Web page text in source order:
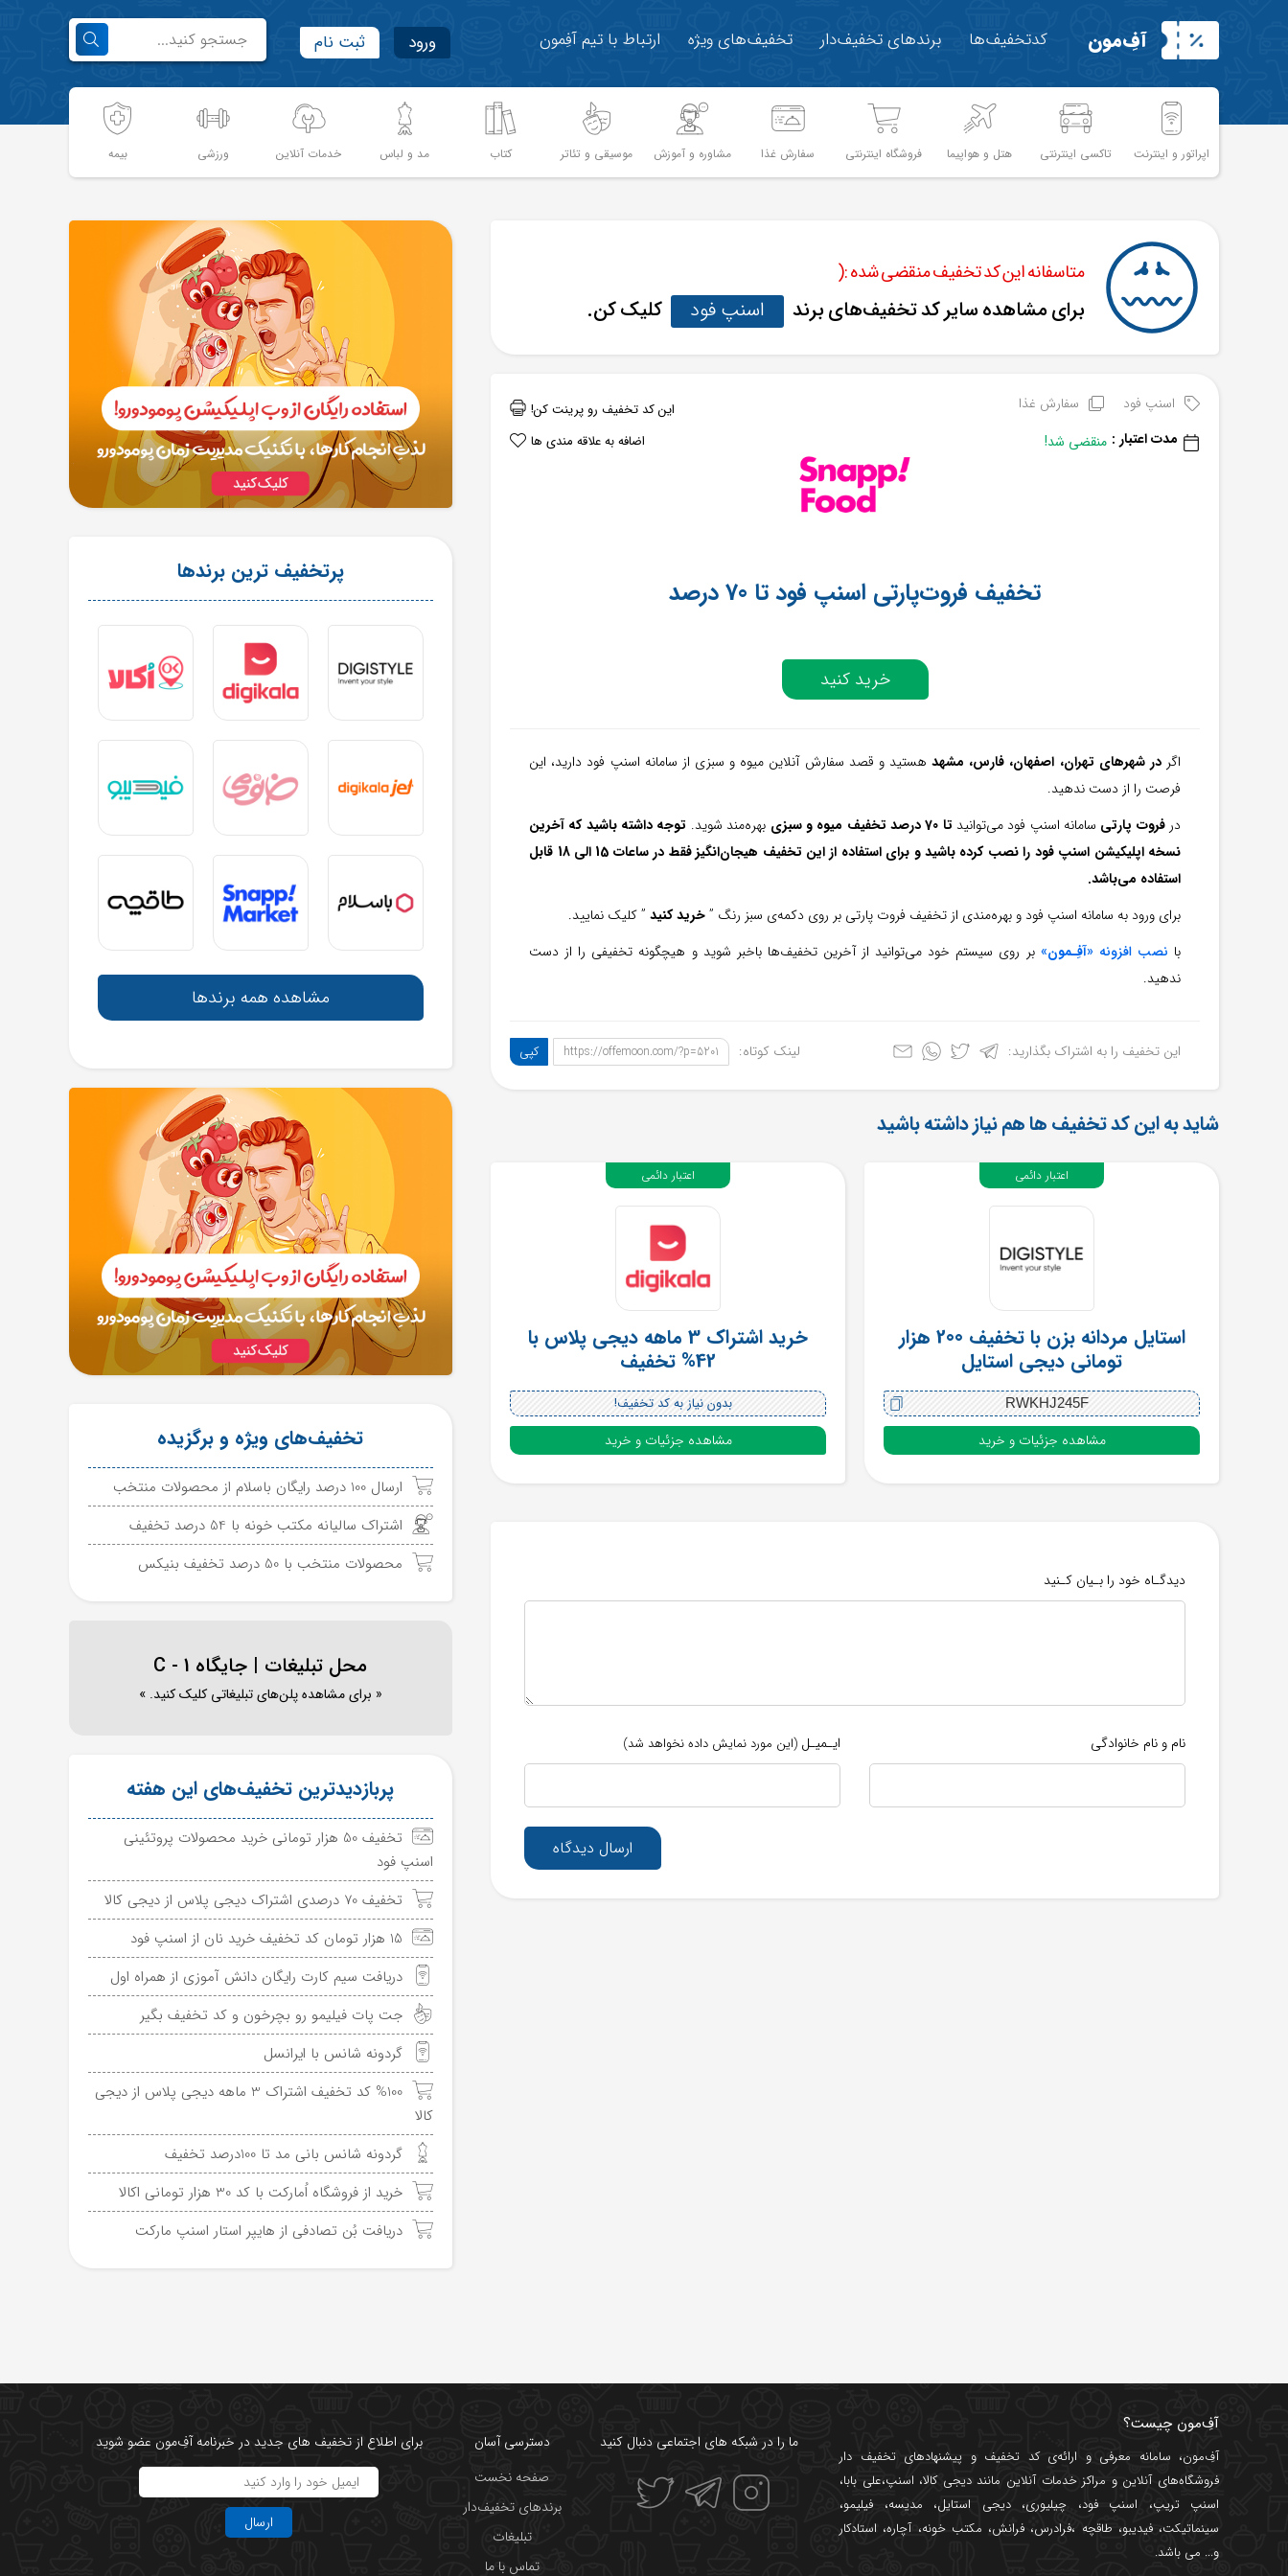
آفِ‌مون کدتخفیف‌ها برندهای تخفیف‌دار تخفیف‌های ویژه ارتباط با تیم آفِمون ورود ثبت نام
اپراتور و اینترنت تاکسی اینترنتی هتل و هواپیما فروشگاه اینترنتی سفارش غذا مشاوره و آموزش موسیقی و تئاتر کتاب مد و لباس خدمات آنلاین ورزشی بیمه
متاسفانه این کد تخفیف منقضی شده :(
برای مشاهده سایر کد تخفیف‌های برند اسنپ فود کلیک کن.
اسنپ فود
سفارش غذا
مدت اعتبار : منقضی شد!
این کد تخفیف رو پرینت کن!
اضافه به علاقه مندی ها
تخفیف فروت‌پارتی اسنپ فود تا 70 درصد
خرید کنید
اگردر شهرهای تهران، اصفهان، فارس، مشهدهستید و قصد سفارش آنلاين میوه و سبزی از سامانه اسنپ فود داريد، اين
فرصت را از دست ندهيد.
درفروت پارتی سامانه اسنپ فود می‌توانید تا 70 درصد تخفیف میوه و سبزی بهره‌مند شوید. توجه داشته باشید که آخرین
نسخه اپلیکیشن اسنپ فود را نصب کرده باشید و برای استفاده از این تخفیف هیجان‌انگیز فقط در ساعات 15 الی 18 قابل
استفاده می‌باشد.
برای ورود به سامانه اسنپ فود و بهره‌مندی از تخفیف فروت پارتی بر روی دکمه‌ی سبز رنگ ”خرید کنید ” کلیک نمایید.
با نصب افزونه «آفِـمون» بر روی سیستم خود می‌توانید از آخرین تخفیف‌ها باخبر شوید و هیچگونه تخفیفی را از دست
ندهید.
این تخفیف را به اشتراک بگذارید: لینک کوتاه: https://offemoon.com/?p=5201 کپی
شاید به این کد تخفیف ها هم نیاز داشته باشید
استایل مردانه بزن با تخفیف 200 هزار
تومانی دیجی استایل
RWKHJ245F
مشاهده جزئیات و خرید
اعتبار دائمی
خرید اشتراک 3 ماهه دیجی پلاس با
42% تخفیف
بدون نیاز به کد تخفیف!
مشاهده جزئیات و خرید
اعتبار دائمی
دیدگـاه خود را بـیان کـنید
نام و نام خانوادگی ایـمیـل (این مورد نمایش داده نخواهد شد)
ارسال دیدگاه
پرتخفیف ترین برندها
مشاهده همه برندها
تخفیف‌های ویژه و برگزیده
ارسال 100 درصد رایگان باسلام از محصولات منتخب
اشتراک سالیانه مکتب خونه با 54 درصد تخفیف
محصولات منتخب با 50 درصد تخفیف بنیکس
محل تبلیغات | جایگاه C - 1
« برای مشاهده پلن‌های تبلیغاتی کلیک کنید. »
پربازدیدترین تخفیف‌های این هفته
تخفیف 50 هزار تومانی خرید محصولات پروتئینی
اسنپ فود
تخفیف 70 درصدی اشتراک دیجی پلاس از دیجی کالا
15 هزار تومان کد تخفیف خرید نان از اسنپ فود
دریافت سیم کارت رایگان دانش آموزی از همراه اول
جت پات فیلیمو رو بچرخون و کد تخفیف بگیر
گردونه شانس با ایرانسل
%100 کد تخفیف اشتراک 3 ماهه دیجی پلاس از دیجی
کالا
گردونه شانس بانی مد تا 100درصد تخفیف
خرید از فروشگاه اُمارکت با کد 30 هزار تومانی اکالا
دریافت بُن تصادفی از هایپر استار اسنپ مارکت
آفِ‌مون چیست؟
آفِ‌مون، سامانه معرفی و ارائه‌یکد تخفیف و پیشنهادهای تخفیف دار
فروشگاه‌های آنلاین و مراکز خدمات آنلاین ماننددیجی کالا، اسنپ،علی بابا،
اسنپ تریپ، اسنپ فود، چیلیوری،دیجی استایل، مدیسه، فیلیمو،
سینماتیکت،فیدیبو، طاقچه ،فرادرس، فرانش، مکتب خونه،آچاره، استادکار
و... می باشد.
ما را در شبکه های اجتماعی دنبال کنید
دسترسی آسان
صفحه نخست
برندهای تخفیف‌دار
تبلیغات
تماس با ما
برای اطلاع از تخفیف های جدید در خبرنامه آفِ‌مون عضو شوید
ارسال